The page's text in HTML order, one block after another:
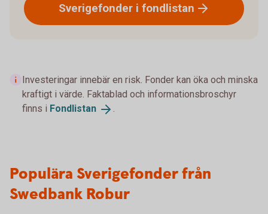
Sverigefonder i fondlistan
Investeringar innebär en risk. Fonder kan öka och minska
kraftigt i värde. Faktablad och informationsbroschyr
finns i Fondlistan .
Populära Sverigefonder från
Swedbank Robur